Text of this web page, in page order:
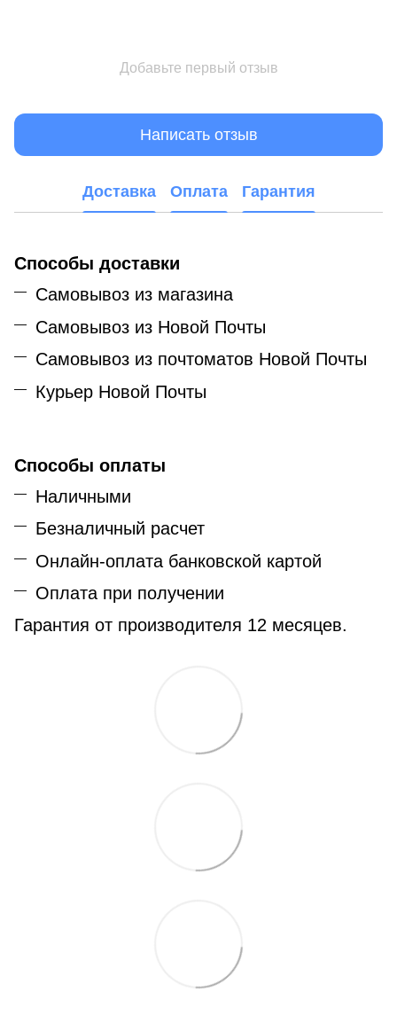
Добавьте первый отзыв
Написать отзыв
Доставка Оплата Гарантия
Способы доставки
Самовывоз из магазина
Самовывоз из Новой Почты
Самовывоз из почтоматов Новой Почты
Курьер Новой Почты
Способы оплаты
Наличными
Безналичный расчет
Онлайн-оплата банковской картой
Оплата при получении
Гарантия от производителя 12 месяцев.